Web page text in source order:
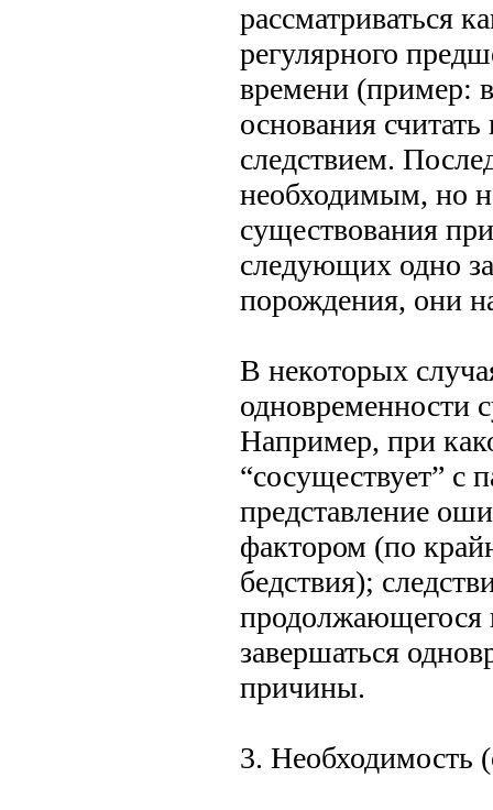
рассматриваться
регулярного
времени (пример:
основания
следствием.
необходимым, но
существования
следующих одно
порождения, они
В некоторых
одновременности
Например, при
“сосуществует” с
представление
фактором (по
бедствия);
продолжающегося
завершаться
причины.
3. Необходимость